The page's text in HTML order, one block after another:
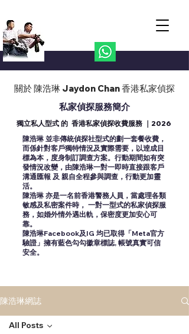
關於 陳浩琳 Jaydon Chan 香港私家偵探
私家偵探服務簡介
獨立私人型式 的 香港私家偵探收費服務 ｜2026
陳浩琳 並非傳統偵探社型式的劃一套餐收費，
而係針對客戶獨特情況及實際需要，以逹成目
標為本，度身制訂調查方案。行動期間如有突
發情況改變，由陳浩琳一對一即時直接跟客戶
溝通匯報 及 親自全程參與調查，行動更加靈
活。
陳浩琳 亦是一名前香港警務人員，當處理各類
敏感及私密案件時， 一對一型式的私家偵探服
務，如婚外情外遇出軌，保密度更加安心可
靠。
陳浩琳Facebook及IG 均已取得「Meta官方
驗證」擁有藍色勾勾徽章標誌, 帳號真實可信
安全。
陳浩琳網誌
All Posts